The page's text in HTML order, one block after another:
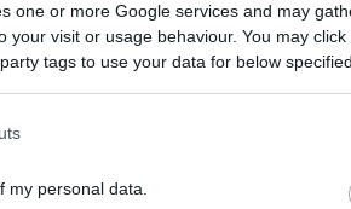
one or more Google services and may
your visit or usage behaviour. You may
tags to use your data for below
my personal data.
04/09/2017
euro a notte, passa un addetto a
su prato in riva al fiume è anche
è molto piccolo e non offre gran